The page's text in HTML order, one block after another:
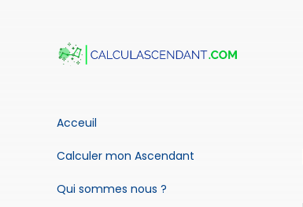
Acceuil
Calculer mon Ascendant
Qui sommes nous ?